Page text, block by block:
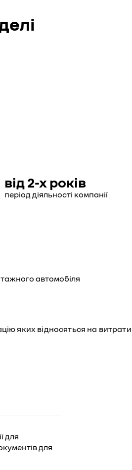
від 2-х років
період діяльності компанії
автомобіля
яких відносяться на
для
для